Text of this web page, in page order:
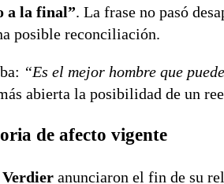
a la final”. La frase no pasó
posible reconciliación.
“Es el mejor hombre que
abierta la posibilidad de un
de afecto vigente
Verdier anunciaron el fin de su